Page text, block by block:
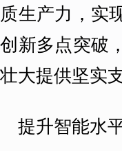
生产力，实
新多点突破
大提供坚实支
提升智能水